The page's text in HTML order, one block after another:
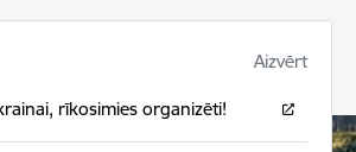
Aizvērt
rīkosimies organizēti!